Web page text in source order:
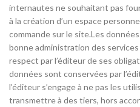
internautes ne souhaitant pas
à la création d’un espace
commande sur le site.Les
bonne administration des
respect par l’éditeur de ses
données sont conservées par
l’éditeur s’engage à ne pas les
transmettre à des tiers, hors